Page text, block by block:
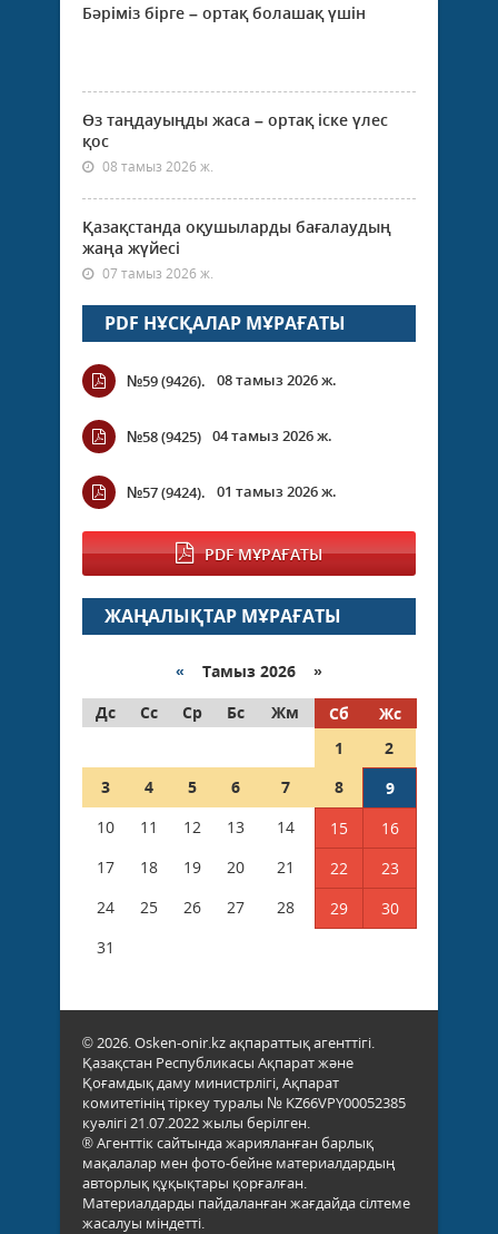
Бәріміз бірге – ортақ болашақ үшін
Өз таңдауыңды жаса – ортақ іске үлес
қос
08 тамыз 2026 ж.
Қазақстанда оқушыларды бағалаудың
жаңа жүйесі
07 тамыз 2026 ж.
PDF НҰСҚАЛАР МҰРАҒАТЫ
№59 (9426). 08 тамыз 2026 ж.
№58 (9425) 04 тамыз 2026 ж.
№57 (9424). 01 тамыз 2026 ж.
PDF МҰРАҒАТЫ
ЖАҢАЛЫҚТАР МҰРАҒАТЫ
« Тамыз 2026 »
Дс
Сс Ср Бс Жм Сб
Жс
1
2
3
4 5 6 7 8
9
10
11 12 13 14 15
16
17
18 19 20 21 22
23
24
25 26 27 28 29
30
31
© 2026. Osken-onir.kz ақпараттық агенттігі.
Қазақстан Республикасы Ақпарат және
Қоғамдық даму министрлігі, Ақпарат
комитетінің тіркеу туралы № KZ66VPY00052385
куәлігі 21.07.2022 жылы берілген.
® Агенттік сайтында жарияланған барлық
мақалалар мен фото-бейне материалдардың
авторлық құқықтары қорғалған.
Материалдарды пайдаланған жағдайда сілтеме
жасалуы міндетті.